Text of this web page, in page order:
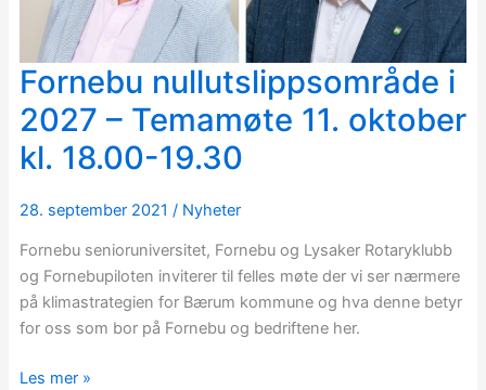
Fornebu nullutslippsområde i
2027 – Temamøte 11. oktober
kl. 18.00-19.30
28. september 2021 / Nyheter
Fornebu senioruniversitet, Fornebu og Lysaker Rotaryklubb
og Fornebupiloten inviterer til felles møte der vi ser nærmere
på klimastrategien for Bærum kommune og hva denne betyr
for oss som bor på Fornebu og bedriftene her.
Fornebu
nullutslippsområde
2027
Temamøte
oktober
kl.
18.00-
19.30
Les mer »